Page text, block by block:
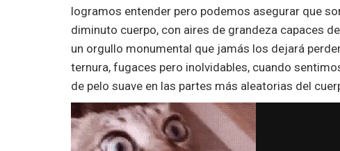
logramos entender pero podemos asegurar que
diminuto cuerpo, con aires de grandeza capaces
un orgullo monumental que jamás los dejará
ternura, fugaces pero inolvidables, cuando
de pelo suave en las partes más aleatorias del